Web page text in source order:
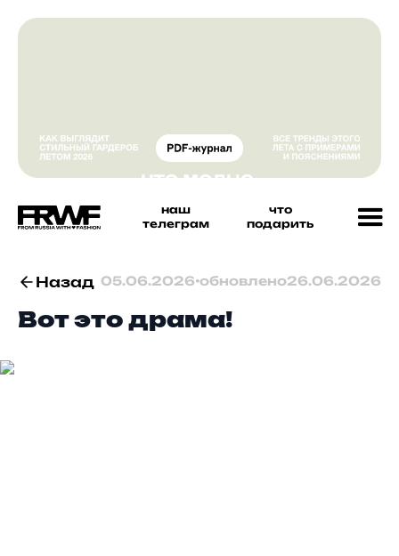
наш
телеграм
что
подарить
Назад 05.06.2026•обновлено26.06.2026
Вот это драма!